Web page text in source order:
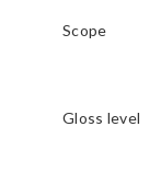
Scope
Gloss level